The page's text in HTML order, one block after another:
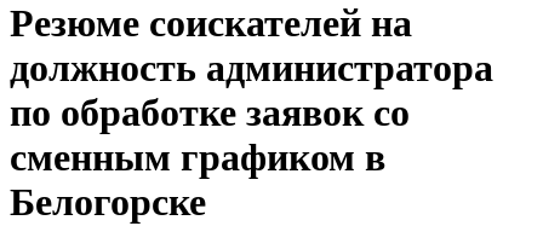
Резюме соискателей на
должность администратора
по обработке заявок со
сменным графиком в
Белогорске